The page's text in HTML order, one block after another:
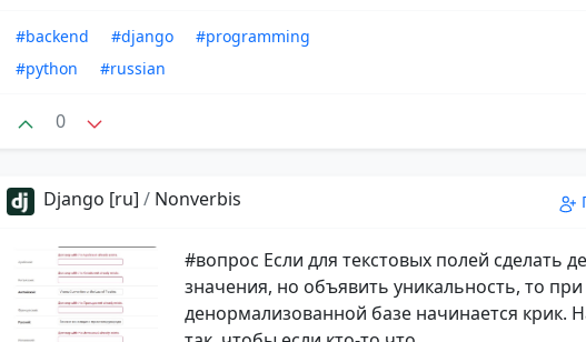
#backend #django
#programming
#python
#russian
0
Django [ru] / Nonverbis
#вопрос Если для текстовых полей сделать
значения, но объявить уникальность, то при
денормализованной базе начинается крик.